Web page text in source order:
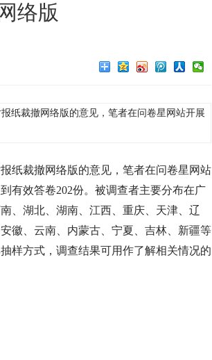
络版
裁撤网络版的意见，笔者在问卷星网站开展
裁撤网络版的意见，笔者在问卷星网站
有效答卷202份。被调查者主要分布在广
、湖北、湖南、江西、重庆、天津、辽
徽、云南、内蒙古、宁夏、吉林、新疆等
样方式，调查结果可用作了解相关情况的